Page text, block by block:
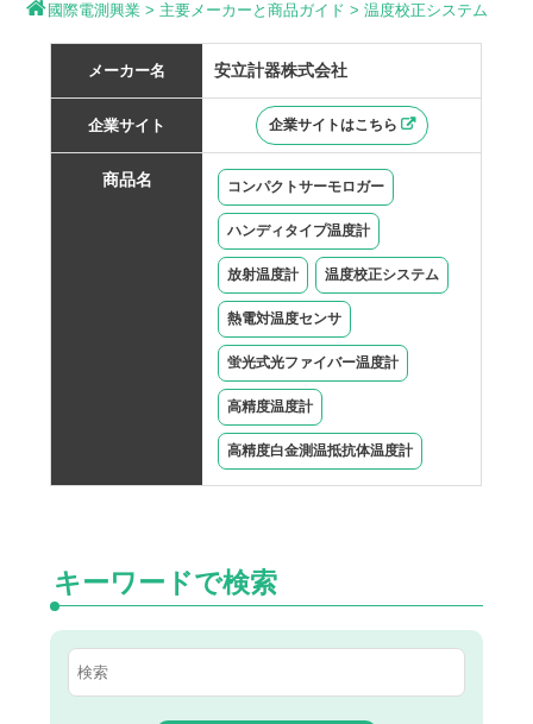
國際電測興業 > 主要メーカーと商品ガイド >温度校正システム
安立計器株式会社
企業サイトはこちら
コンパクトサーモロガー
ハンディタイプ温度計
放射温度計 温度校正システム
熱電対温度センサ
蛍光式光ファイバー温度計
高精度温度計
高精度白金測温抵抗体温度計
キーワードで検索